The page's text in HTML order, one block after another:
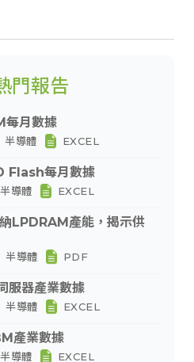
門報告
月數據
半導體 EXCEL
Flash每月數據
半導體 EXCEL
LPDRAM產能，揭示供
半導體 PDF
服器產業數據
半導體 EXCEL
產業數據
半導體 EXCEL